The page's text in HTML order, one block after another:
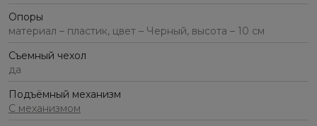
Опоры
материал – пластик, цвет – Черный, высота – 10 см
Съемный чехол
да
Подъёмный механизм
С механизмом